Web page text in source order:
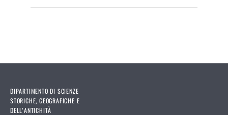
DIPARTIMENTO DI SCIENZE
STORICHE, GEOGRAFICHE E
DELL’ANTICHITÀ